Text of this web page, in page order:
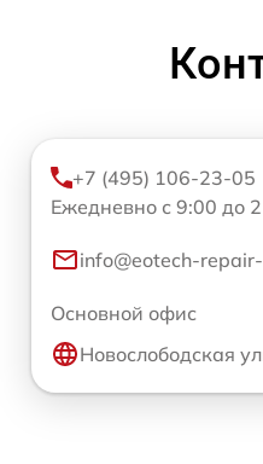
+7 (495) 106-23-05
Ежедневно с 9:00 до
info@eotech-
Основной офис
Новослободская